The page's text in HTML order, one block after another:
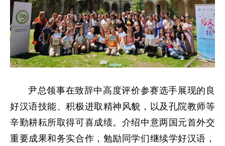
尹总领事在致辞中高度评价参赛选手展现的良
好汉语技能、积极进取精神风貌，以及孔院教师等
辛勤耕耘所取得可喜成绩。介绍中意两国元首外交
重要成果和务实合作，勉励同学们继续学好汉语，